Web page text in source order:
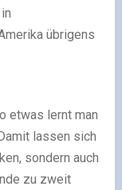
übrigens
etwas lernt man
lassen sich
sondern auch
zu zweit